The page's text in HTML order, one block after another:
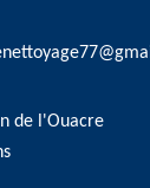
de l'Ouacre